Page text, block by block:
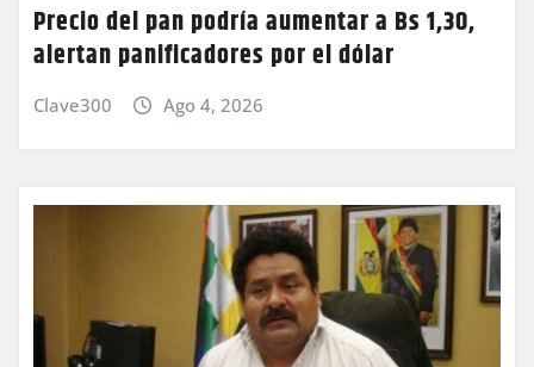
Precio del pan podría aumentar a Bs 1,30,
alertan panificadores por el dólar
Clave300 Ago 4, 2026